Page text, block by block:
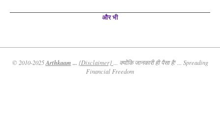
और भी
© 2010-2025Arthkaam ... {Disclaimer}
... क्योंकि जानकारी ही पैसा है! ... Spreading
Financial Freedom